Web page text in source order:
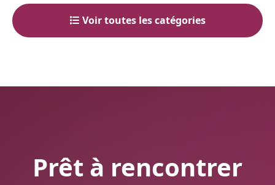
Voir toutes les catégories
Prêt à rencontrer